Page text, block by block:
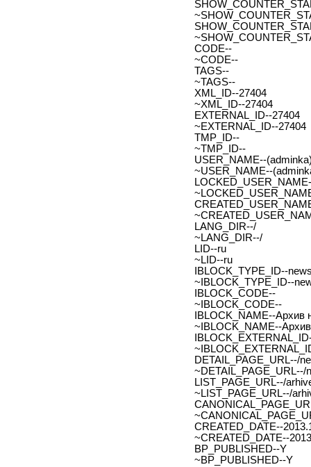
CODE--
~CODE--
TAGS--
~TAGS--
XML_ID--27404
~XML_ID--27404
EXTERNAL_ID--27404
~EXTERNAL_ID--27404
TMP_ID--
~TMP_ID--
USER_NAME--
~USER_NAME--
LANG_DIR--/
~LANG_DIR--/
LID--ru
~LID--ru
IBLOCK_TYPE_ID--
~IBLOCK_TYPE_ID--
IBLOCK_CODE--
~IBLOCK_CODE--
IBLOCK_NAME--Архив
~IBLOCK_NAME--
DETAIL_PAGE_URL--/
~DETAIL_PAGE_URL--/
LIST_PAGE_URL--/
~LIST_PAGE_URL--/
CREATED_DATE--
~CREATED_DATE--
BP_PUBLISHED--Y
~BP_PUBLISHED--Y